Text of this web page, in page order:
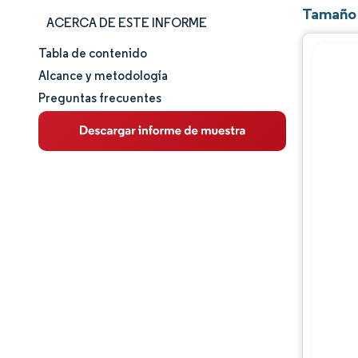
ACERCA DE ESTE INFORME
Tamaño y cuota de mercado
Análisis de mercado
Tendencias e ideas
Tabla de contenido
Alcance y metodología
Preguntas frecuentes